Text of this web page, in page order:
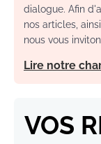
dialogue. Afin
nos articles,
nous vous
Lire notre
VOS